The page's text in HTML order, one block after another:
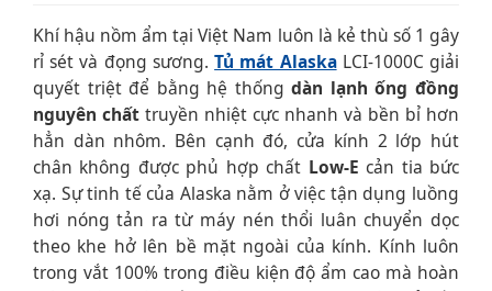
Khí hậu nồm ẩm tại Việt Nam luôn là kẻ thù số 1 gây
rỉ sét và đọng sương.Tủ mát AlaskaLCI-1000C giải
quyết triệt để bằng hệ thốngdàn lạnh ống đồng
nguyên chất truyền nhiệt cực nhanh và bền bỉ hơn
hẳn dàn nhôm. Bên cạnh đó, cửa kính 2 lớp hút
chân không được phủ hợp chất Low-E cản tia bức
xạ. Sự tinh tế của Alaska nằm ở việc tận dụng luồng
hơi nóng tản ra từ máy nén thổi luân chuyển dọc
theo khe hở lên bề mặt ngoài của kính. Kính luôn
trong vắt 100% trong điều kiện độ ẩm cao mà hoàn